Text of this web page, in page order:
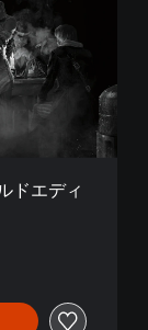
ドエディ